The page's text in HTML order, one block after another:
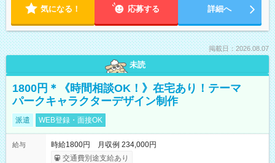
気になる！ 応募する 詳細へ
掲載日：2026.08.07
未読
1800円＊《時間相談OK！》在宅あり！テーマ
パークキャラクターデザイン制作
派遣 WEB登録・面接OK
給与
時給1800円 月収例 234,000円
交通費別途支給あり